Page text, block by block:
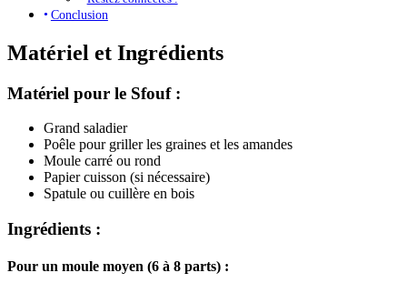
Conclusion
Matériel et Ingrédients
Matériel pour le Sfouf :
Grand saladier
Poêle pour griller les graines et les amandes
Moule carré ou rond
Papier cuisson (si nécessaire)
Spatule ou cuillère en bois
Ingrédients :
Pour un moule moyen (6 à 8 parts) :